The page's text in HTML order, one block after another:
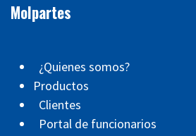
Molpartes
¿Quienes somos?
Productos
Clientes
Portal de funcionarios